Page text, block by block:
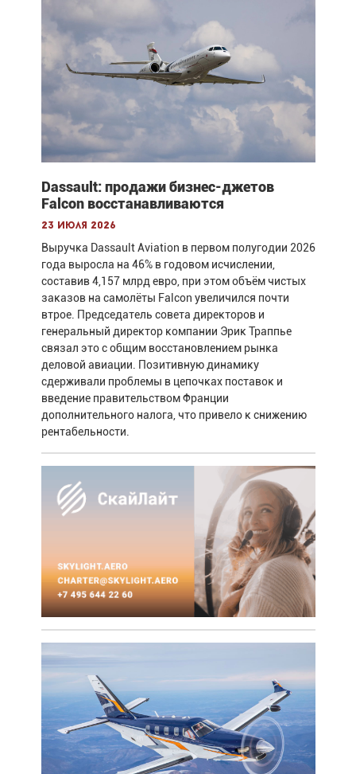
Dassault: продажи бизнес-джетов
Falcon восстанавливаются
23 июля 2026
Выручка Dassault Aviation в первом полугодии 2026
года выросла на 46% в годовом исчислении,
составив 4,157 млрд евро, при этом объём чистых
заказов на самолёты Falcon увеличился почти
втрое. Председатель совета директоров и
генеральный директор компании Эрик Траппье
связал это с общим восстановлением рынка
деловой авиации. Позитивную динамику
сдерживали проблемы в цепочках поставок и
введение правительством Франции
дополнительного налога, что привело к снижению
рентабельности.